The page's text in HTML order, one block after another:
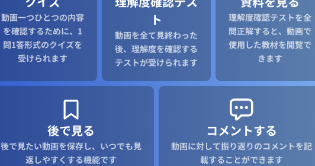
動画一つひとつの内容
を確認するために、1
問1答形式のクイズを
受けられます
ト
動画を全て見終わった
後、理解度を確認する
テストが受けられます
理解度確認テストを全
問正解すると、動画で
使用した教材を閲覧で
きます
後で見る
後で見たい動画を保存し、いつでも見
返しやすくする機能です
コメントする
動画に対して振り返りのコメントを記
載することができます